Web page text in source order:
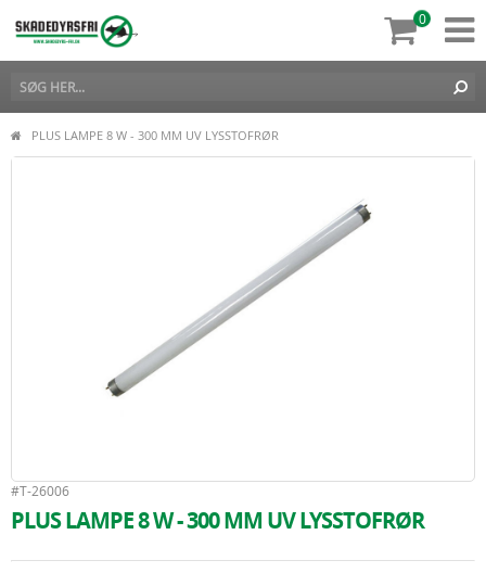
0
PLUS LAMPE 8 W - 300 MM UV LYSSTOFRØR
#T-26006
PLUS LAMPE 8 W - 300 MM UV LYSSTOFRØR